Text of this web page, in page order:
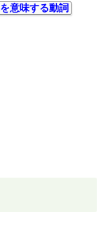
意味する動詞